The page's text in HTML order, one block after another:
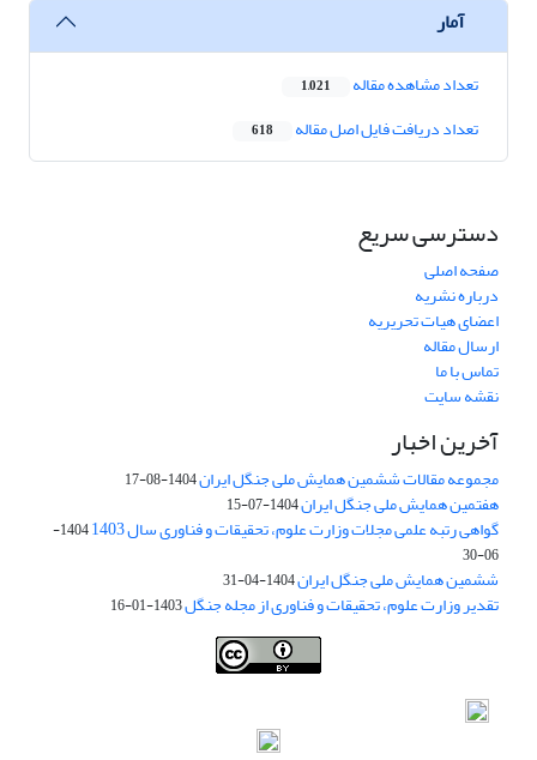
آمار
تعداد مشاهده مقاله 1,021
تعداد دریافت فایل اصل مقاله 618
دسترسی سریع
صفحه اصلی
درباره نشریه
اعضای هیات تحریریه
ارسال مقاله
تماس با ما
نقشه سایت
آخرین اخبار
مجموعه مقالات ششمین همایش ملی جنگل ایران1404-08-17
هفتمین همایش ملی جنگل ایران1404-07-15
گواهی رتبه علمی مجلات وزارت علوم، تحقیقات و فناوری سال 1403
1404-
06-30
ششمین همایش ملی جنگل ایران1404-04-31
تقدیر وزارت علوم، تحقیقات و فناوری از مجله جنگل1403-01-16